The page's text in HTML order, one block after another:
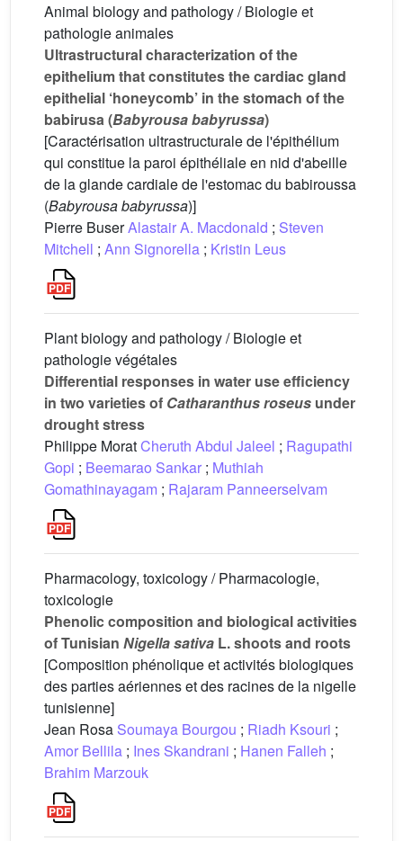
Animal biology and pathology / Biologie et
pathologie animales
Ultrastructural characterization of the
epithelium that constitutes the cardiac gland
epithelial ‘honeycomb’ in the stomach of the
babirusa (Babyrousa babyrussa)
[Caractérisation ultrastructurale de l'épithélium
qui constitue la paroi épithéliale en nid d'abeille
de la glande cardiale de l'estomac du babiroussa
(Babyrousa babyrussa)]
Pierre BuserAlastair A. Macdonald ; Steven
Mitchell ; Ann Signorella ; Kristin Leus
Plant biology and pathology / Biologie et
pathologie végétales
Differential responses in water use efficiency
in two varieties of Catharanthus roseus under
drought stress
Philippe MoratCheruth Abdul Jaleel ; Ragupathi
Gopi ; Beemarao Sankar ; Muthiah
Gomathinayagam ; Rajaram Panneerselvam
Pharmacology, toxicology / Pharmacologie,
toxicologie
Phenolic composition and biological activities
of Tunisian Nigella sativa L. shoots and roots
[Composition phénolique et activités biologiques
des parties aériennes et des racines de la nigelle
tunisienne]
Jean Rosa Soumaya Bourgou ; Riadh Ksouri ;
Amor Bellila ; Ines Skandrani ; Hanen Falleh ;
Brahim Marzouk